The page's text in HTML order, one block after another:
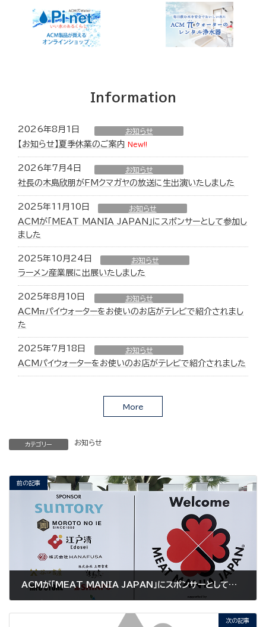
Information
2026年8月1日 お知らせ
【お知らせ】夏季休業のご案内 New!!
2026年7月4日 お知らせ
社長の木島欣朋がFMクマガヤの放送に生出演いたしました
2025年11月10日 お知らせ
ACMが「MEAT MANIA JAPAN」にスポンサーとして参加し
ました
2025年10月24日 お知らせ
ラーメン産業展に出展いたしました
2025年8月10日 お知らせ
ACMπパイウォーターをお使いのお店がテレビで紹介されまし
た
2025年7月18日 お知らせ
ACMパイウォーターをお使いのお店がテレビで紹介されました
More
カテゴリー お知らせ
前の記事
ACMが「MEAT MANIA JAPAN」にスポンサーとして参加しました
2025年11月10日
次の記事